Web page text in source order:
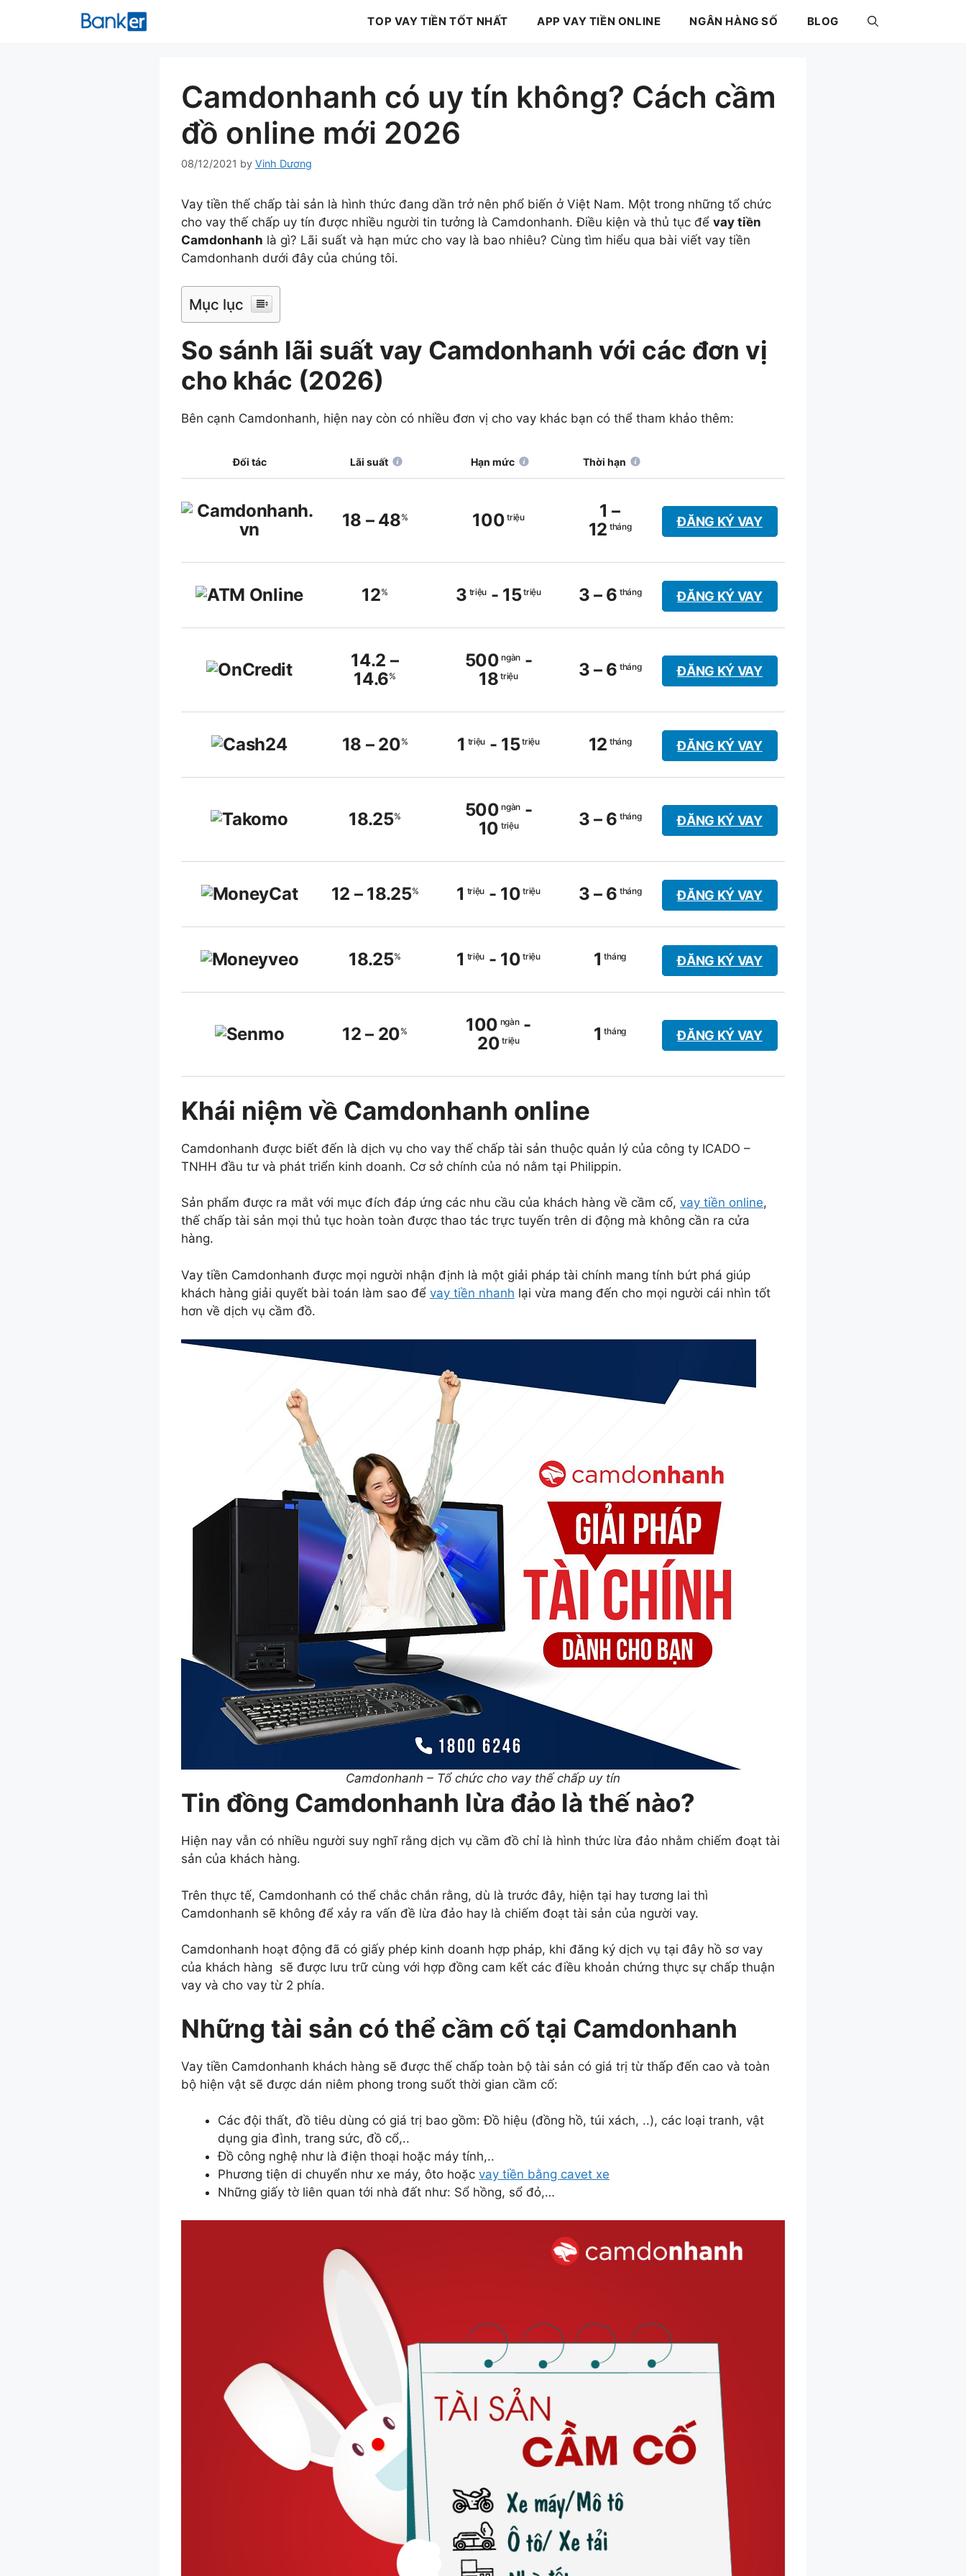
TOP VAY TIỀN TỐT NHẤT APP VAY TIỀN ONLINE NGÂN HÀNG SỐ BLOG
Camdonhanh có uy tín không? Cách cầm
đồ online mới 2026
08/12/2021 by Vinh Dương
Vay tiền thế chấp tài sản là hình thức đang dần trở nên phổ biến ở Việt Nam. Một trong những tổ chức
cho vay thế chấp uy tín được nhiều người tin tưởng là Camdonhanh. Điều kiện và thủ tục để vay tiền
Camdonhanh là gì? Lãi suất và hạn mức cho vay là bao nhiêu? Cùng tìm hiểu qua bài viết vay tiền
Camdonhanh dưới đây của chúng tôi.
Mục lục
So sánh lãi suất vay Camdonhanh với các đơn vị
cho khác (2026)
Bên cạnh Camdonhanh, hiện nay còn có nhiều đơn vị cho vay khác bạn có thể tham khảo thêm:
Đối tác Lãi suất Hạn mức Thời hạn
18 – 48% 100 triệu 1 –
12 tháng ĐĂNG KÝ VAY
12% 3 triệu - 15triệu 3 – 6 tháng ĐĂNG KÝ VAY
14.2 –
14.6%
500 ngàn -
18 triệu 3 – 6 tháng ĐĂNG KÝ VAY
18 – 20% 1 triệu - 15triệu 12 tháng ĐĂNG KÝ VAY
18.25% 500 ngàn -
10 triệu 3 – 6 tháng ĐĂNG KÝ VAY
12 – 18.25% 1 triệu - 10 triệu 3 – 6 tháng ĐĂNG KÝ VAY
18.25% 1 triệu - 10 triệu 1 tháng ĐĂNG KÝ VAY
12 – 20% 100 ngàn-
20 triệu 1 tháng ĐĂNG KÝ VAY
Khái niệm về Camdonhanh online
Camdonhanh được biết đến là dịch vụ cho vay thế chấp tài sản thuộc quản lý của công ty ICADO –
TNHH đầu tư và phát triển kinh doanh. Cơ sở chính của nó nằm tại Philippin.
Sản phẩm được ra mắt với mục đích đáp ứng các nhu cầu của khách hàng về cầm cố, vay tiền online,
thế chấp tài sản mọi thủ tục hoàn toàn được thao tác trực tuyến trên di động mà không cần ra cửa
hàng.
Vay tiền Camdonhanh được mọi người nhận định là một giải pháp tài chính mang tính bứt phá giúp
khách hàng giải quyết bài toán làm sao để vay tiền nhanh lại vừa mang đến cho mọi người cái nhìn tốt
hơn về dịch vụ cầm đồ.
Camdonhanh – Tổ chức cho vay thế chấp uy tín
Tin đồng Camdonhanh lừa đảo là thế nào?
Hiện nay vẫn có nhiều người suy nghĩ rằng dịch vụ cầm đồ chỉ là hình thức lừa đảo nhằm chiếm đoạt tài
sản của khách hàng.
Trên thực tế, Camdonhanh có thể chắc chắn rằng, dù là trước đây, hiện tại hay tương lai thì
Camdonhanh sẽ không để xảy ra vấn đề lừa đảo hay là chiếm đoạt tài sản của người vay.
Camdonhanh hoạt động đã có giấy phép kinh doanh hợp pháp, khi đăng ký dịch vụ tại đây hồ sơ vay
của khách hàng sẽ được lưu trữ cùng với hợp đồng cam kết các điều khoản chứng thực sự chấp thuận
vay và cho vay từ 2 phía.
Những tài sản có thể cầm cố tại Camdonhanh
Vay tiền Camdonhanh khách hàng sẽ được thế chấp toàn bộ tài sản có giá trị từ thấp đến cao và toàn
bộ hiện vật sẽ được dán niêm phong trong suốt thời gian cầm cố:
Các đội thất, đồ tiêu dùng có giá trị bao gồm: Đồ hiệu (đồng hồ, túi xách, ..), các loại tranh, vật
dụng gia đình, trang sức, đồ cổ,..
Đồ công nghệ như là điện thoại hoặc máy tính,..
Phương tiện di chuyển như xe máy, ôto hoặc vay tiền bằng cavet xe
Những giấy tờ liên quan tới nhà đất như: Sổ hồng, sổ đỏ,…